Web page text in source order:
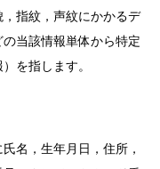
指紋，声紋にかかるデ
当該情報単体から特定
を指します。
名，生年月日，住所，